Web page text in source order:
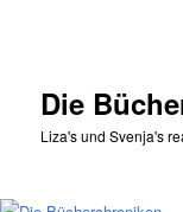
Die
Liza's und Svenja's